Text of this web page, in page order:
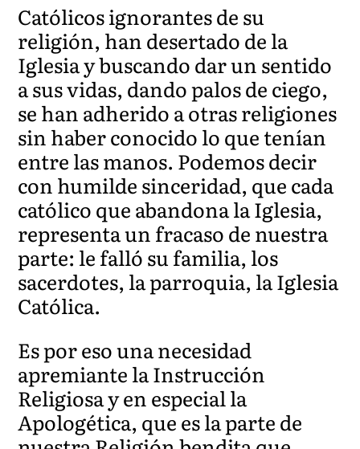
Católicos ignorantes de su
religión, han desertado de la
Iglesia y buscando dar un sentido
a sus vidas, dando palos de ciego,
se han adherido a otras religiones
sin haber conocido lo que tenían
entre las manos. Podemos decir
con humilde sinceridad, que cada
católico que abandona la Iglesia,
representa un fracaso de nuestra
parte: le falló su familia, los
sacerdotes, la parroquia, la Iglesia
Católica.
Es por eso una necesidad
apremiante la Instrucción
Religiosa y en especial la
Apologética, que es la parte de